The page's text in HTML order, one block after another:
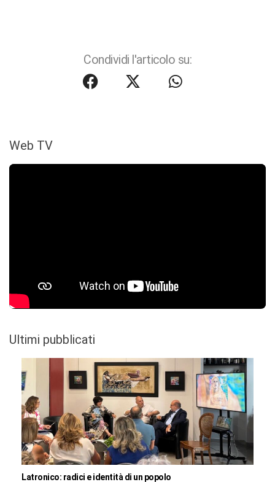
Condividi l'articolo su:
Web TV
Ultimi pubblicati
Latronico: radici e identità di un popolo